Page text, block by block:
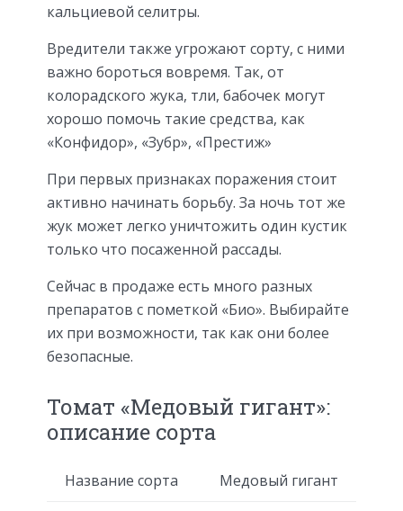
кальциевой селитры.
Вредители также угрожают сорту, с ними
важно бороться вовремя. Так, от
колорадского жука, тли, бабочек могут
хорошо помочь такие средства, как
«Конфидор», «Зубр», «Престиж»
При первых признаках поражения стоит
активно начинать борьбу. За ночь тот же
жук может легко уничтожить один кустик
только что посаженной рассады.
Сейчас в продаже есть много разных
препаратов с пометкой «Био». Выбирайте
их при возможности, так как они более
безопасные.
Томат «Медовый гигант»:
описание сорта
Название сорта Медовый гигант